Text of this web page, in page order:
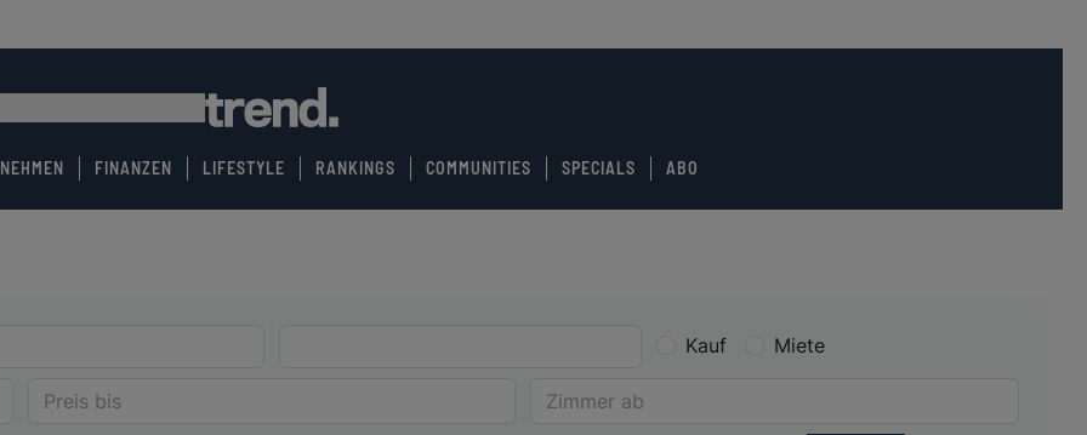
FINANZEN LIFESTYLE RANKINGS COMMUNITIES SPECIALS ABO
Kauf Miete